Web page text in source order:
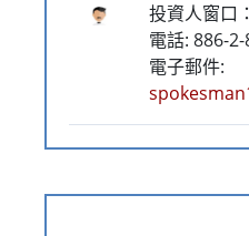
投資人窗口
電話: 886-
電子郵件: